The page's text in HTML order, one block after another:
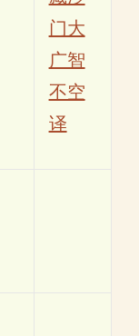
门大
广智
不空
译